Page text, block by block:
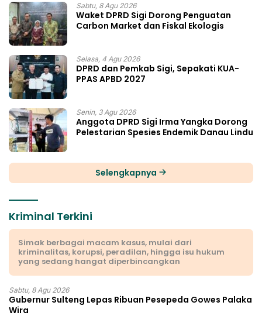
Sabtu, 8 Agu 2026
Waket DPRD Sigi Dorong Penguatan
Carbon Market dan Fiskal Ekologis
Selasa, 4 Agu 2026
DPRD dan Pemkab Sigi, Sepakati KUA-
PPAS APBD 2027
Senin, 3 Agu 2026
Anggota DPRD Sigi Irma Yangka Dorong
Pelestarian Spesies Endemik Danau Lindu
Selengkapnya
Kriminal Terkini
Simak berbagai macam kasus, mulai dari
kriminalitas, korupsi, peradilan, hingga isu hukum
yang sedang hangat diperbincangkan
Sabtu, 8 Agu 2026
Gubernur Sulteng Lepas Ribuan Pesepeda Gowes Palaka
Wira